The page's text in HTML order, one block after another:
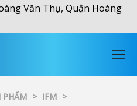
Văn Thụ, Quận Hoàng
PHẨM > IFM >